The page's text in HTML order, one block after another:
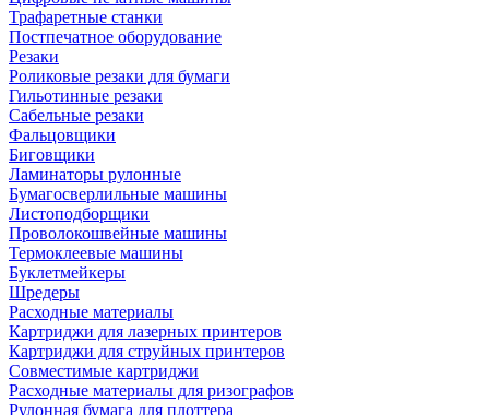
Трафаретные станки
Постпечатное оборудование
Резаки
Роликовые резаки для бумаги
Гильотинные резаки
Сабельные резаки
Фальцовщики
Биговщики
Ламинаторы рулонные
Бумагосверлильные машины
Листоподборщики
Проволокошвейные машины
Термоклеевые машины
Буклетмейкеры
Шредеры
Расходные материалы
Картриджи для лазерных принтеров
Картриджи для струйных принтеров
Совместимые картриджи
Расходные материалы для ризографов
Рулонная бумага для плоттера